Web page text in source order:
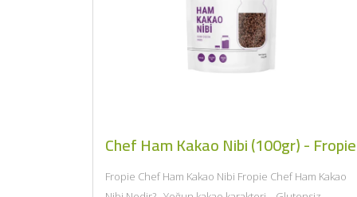
Chef Ham Kakao Nibi (100gr) - Fropie
Fropie Chef Ham Kakao Nibi Fropie Chef Ham Kakao